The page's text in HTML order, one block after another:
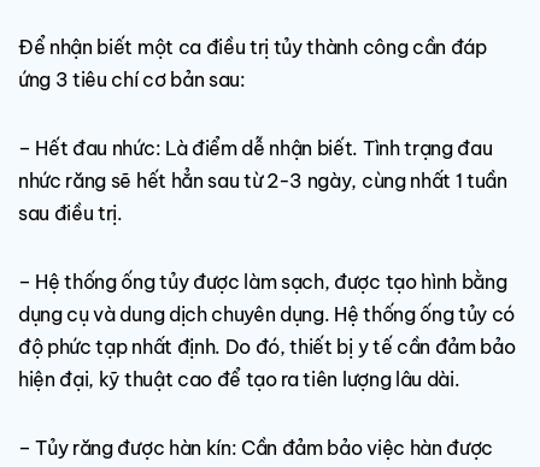
Để nhận biết một ca điều trị tủy thành công cần đáp
ứng 3 tiêu chí cơ bản sau:
– Hết đau nhức: Là điểm dễ nhận biết. Tình trạng đau
nhức răng sẽ hết hẳn sau từ 2-3 ngày, cùng nhất 1 tuần
sau điều trị.
– Hệ thống ống tủy được làm sạch, được tạo hình bằng
dụng cụ và dung dịch chuyên dụng. Hệ thống ống tủy có
độ phức tạp nhất định. Do đó, thiết bị y tế cần đảm bảo
hiện đại, kỹ thuật cao để tạo ra tiên lượng lâu dài.
– Tủy răng được hàn kín: Cần đảm bảo việc hàn được